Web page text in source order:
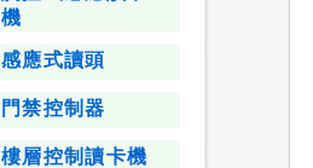
機
感應式讀頭
門禁控制器
樓層控制讀卡機